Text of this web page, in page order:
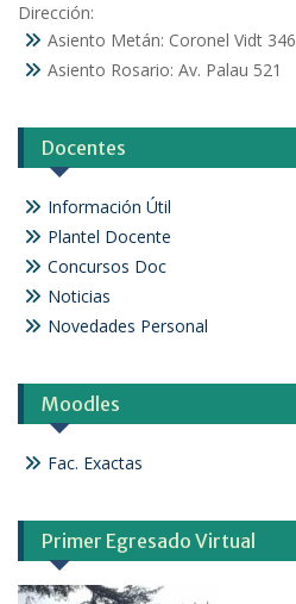
Dirección:
Asiento Metán: Coronel Vidt 346
Asiento Rosario: Av. Palau 521
Docentes
Información Útil
Plantel Docente
Concursos Doc
Noticias
Novedades Personal
Moodles
Fac. Exactas
Primer Egresado Virtual